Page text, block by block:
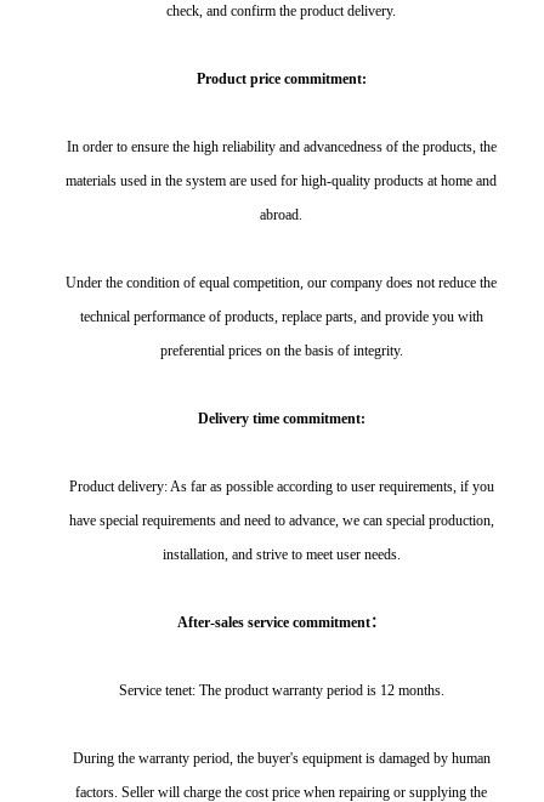
check, and confirm the product delivery.
Product price commitment:
In order to ensure the high reliability and advancedness of the products, the
materials used in the system are used for high-quality products at home and
abroad.
Under the condition of equal competition, our company does not reduce the
technical performance of products, replace parts, and provide you with
preferential prices on the basis of integrity.
Delivery time commitment:
Product delivery: As far as possible according to user requirements, if you
have special requirements and need to advance, we can special production,
installation, and strive to meet user needs.
After-sales service commitment：
Service tenet: The product warranty period is 12 months.
During the warranty period, the buyer's equipment is damaged by human
factors. Seller will charge the cost price when repairing or supplying the